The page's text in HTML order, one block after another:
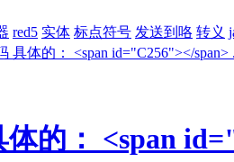
red5 实体 标点符号 发送到咯 转义
具体的： <span id="C256"></span>
的： <span